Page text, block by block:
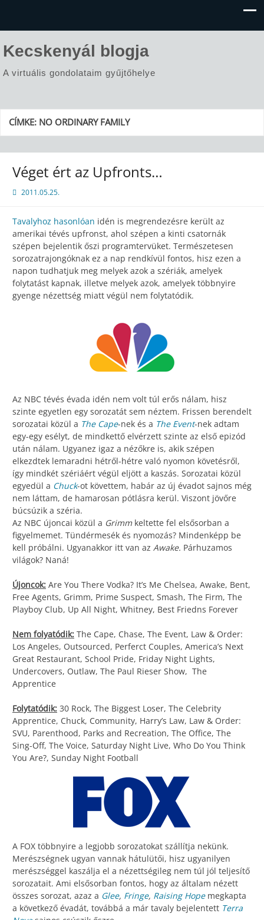
Kecskenyál blogja
A virtuális gondolataim gyűjtőhelye
CÍMKE: NO ORDINARY FAMILY
Véget ért az Upfronts…
2011.05.25.
Tavalyhoz hasonlóan idén is megrendezésre került az
amerikai tévés upfronst, ahol szépen a kinti csatornák
szépen bejelentik őszi programtervüket. Természetesen
sorozatrajongóknak ez a nap rendkívül fontos, hisz ezen a
napon tudhatjuk meg melyek azok a szériák, amelyek
folytatást kapnak, illetve melyek azok, amelyek többnyire
gyenge nézettség miatt végül nem folytatódik.
Az NBC tévés évada idén nem volt túl erős nálam, hisz
szinte egyetlen egy sorozatát sem néztem. Frissen berendelt
sorozatai közül a The Cape-nek és a The Event-nek adtam
egy-egy esélyt, de mindkettő elvérzett szinte az első epizód
után nálam. Ugyanez igaz a nézőkre is, akik szépen
elkezdtek lemaradni hétről-hétre való nyomon követésről,
így mindkét szériáért végül eljött a kaszás. Sorozatai közül
egyedül a Chuck-ot követtem, habár az új évadot sajnos még
nem láttam, de hamarosan pótlásra kerül. Viszont jövőre
búcsúzik a széria.
Az NBC újoncai közül a Grimmkeltette fel elsősorban a
figyelmemet. Tündérmesék és nyomozás? Mindenképp be
kell próbálni. Ugyanakkor itt van az Awake. Párhuzamos
világok? Naná!
Újoncok: Are You There Vodka? It’s Me Chelsea, Awake, Bent,
Free Agents, Grimm, Prime Suspect, Smash, The Firm, The
Playboy Club, Up All Night, Whitney, Best Friedns Forever
Nem folyatódik: The Cape, Chase, The Event, Law & Order:
Los Angeles, Outsourced, Perferct Couples, America’s Next
Great Restaurant, School Pride, Friday Night Lights,
Undercovers, Outlaw, The Paul Rieser Show, The
Apprentice
Folytatódik: 30 Rock, The Biggest Loser, The Celebrity
Apprentice, Chuck, Community, Harry’s Law, Law & Order:
SVU, Parenthood, Parks and Recreation, The Office, The
Sing-Off, The Voice, Saturday Night Live, Who Do You Think
You Are?, Sunday Night Football
A FOX többnyire a legjobb sorozatokat szállítja nekünk.
Merészségnek ugyan vannak hátulütői, hisz ugyanilyen
merészséggel kaszálja el a nézettségileg nem túl jól teljesítő
sorozatait. Ami elsősorban fontos, hogy az általam nézett
összes sorozat, azaz a Glee, Fringe, Raising Hopemegkapta
a következő évadát, továbbá a már tavaly bejelentett Terra